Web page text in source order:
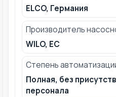
ELCO, Германия
Производитель
WILO, ЕС
Степень
Полная, без
персонала